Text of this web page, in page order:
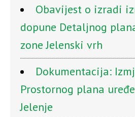
Obavijest o izradi
dopune Detaljnog
zone Jelenski vrh
Dokumentacija:
Prostornog plana
Jelenje